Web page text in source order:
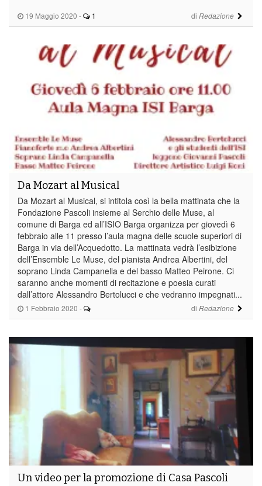
19 Maggio 2020 - 1 di Redazione
1 Febbraio 2020 - di Redazione
Da Mozart al Musical
Da Mozart al Musical, si intitola così la bella mattinata che la
Fondazione Pascoli insieme al Serchio delle Muse, al
comune di Barga ed all’ISIO Barga organizza per giovedì 6
febbraio alle 11 presso l’aula magna delle scuole superiori di
Barga in via dell’Acquedotto. La mattinata vedrà l’esibizione
dell’Ensemble Le Muse, del pianista Andrea Albertini, del
soprano Linda Campanella e del basso Matteo Peirone. Ci
saranno anche momenti di recitazione e poesia curati
dall’attore Alessandro Bertolucci e che vedranno impegnati...
Un video per la promozione di Casa Pascoli